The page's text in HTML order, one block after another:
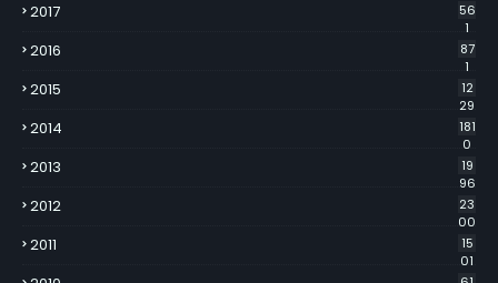
2017
56
1
2016
87
1
2015
12
29
2014
181
0
2013
19
96
2012
23
00
2011
15
01